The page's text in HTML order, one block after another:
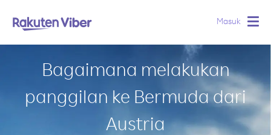
Masuk
Bagaimana melakukan
panggilan ke Bermuda dari
Austria